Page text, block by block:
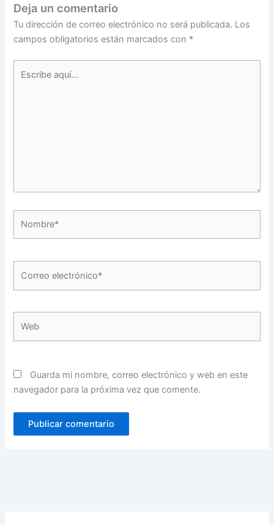
Deja un comentario
Tu dirección de correo electrónico no será publicada. Los
campos obligatorios están marcados con *
aquí...
electrónico*
Guarda mi nombre, correo electrónico y web en este
navegador para la próxima vez que comente.